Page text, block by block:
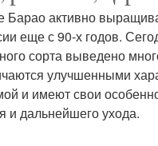
активно
еще с 90-х годов.
сорта выведено
улучшенными
и имеют свои
и дальнейшего ухода.